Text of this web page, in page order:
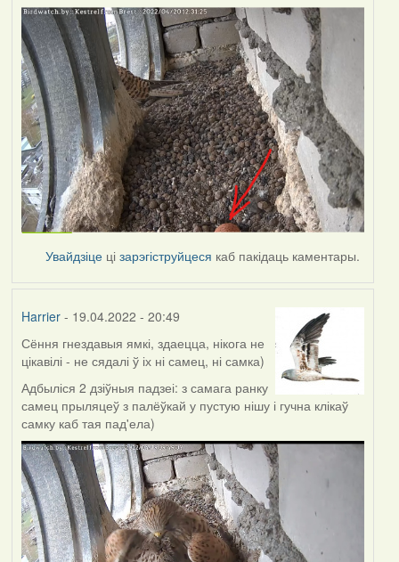
Увайдзіце цізарэгіструйцеся каб пакідаць каментары.
Harrier- 19.04.2022 - 20:49
Сёння гнездавыя ямкі, здаецца, нікога не
цікавілі - не сядалі ў іх ні самец, ні самка)
Адбыліся 2 дзіўныя падзеі: з самага ранку
самец прыляцеў з палёўкай у пустую нішу і гучна клікаў
самку каб тая пад'ела)